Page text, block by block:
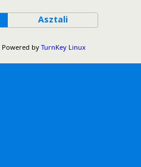
Asztali
Powered by TurnKey Linux